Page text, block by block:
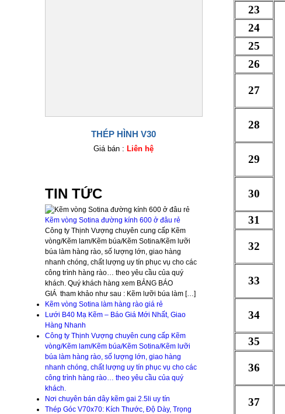
23
24
25
26
27
28
29
30
31
32
33
34
35
36
37
THÉP HÌNH V30
Giá bán : Liên hệ
TIN TỨC
Kẽm vòng Sotina đường kính 600 ở đâu rẻ
Công ty Thịnh Vượng chuyên cung cấp Kẽm
vòng/Kẽm lam/Kẽm búa/Kẽm Sotina/Kẽm lưỡi
búa làm hàng rào, số lượng lớn, giao hàng
nhanh chóng, chất lượng uy tín phục vụ cho các
công trình hàng rào… theo yêu cầu của quý
khách. Quý khách hàng xem BẢNG BÁO
GIÁ tham khảo như sau : Kẽm lưỡi búa làm […]
Kẽm vòng Sotina làm hàng rào giá rẻ
Lưới B40 Mạ Kẽm – Báo Giá Mới Nhất, Giao
Hàng Nhanh
Công ty Thịnh Vượng chuyên cung cấp Kẽm
vòng/Kẽm lam/Kẽm búa/Kẽm Sotina/Kẽm lưỡi
búa làm hàng rào, số lượng lớn, giao hàng
nhanh chóng, chất lượng uy tín phục vụ cho các
công trình hàng rào… theo yêu cầu của quý
khách.
Nơi chuyên bán dây kẽm gai 2.5li uy tín
Thép Góc V70x70: Kích Thước, Độ Dày, Trọng